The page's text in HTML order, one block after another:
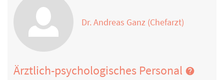
Dr. Andreas Ganz (Chefarzt)
Ärztlich-psychologisches Personal